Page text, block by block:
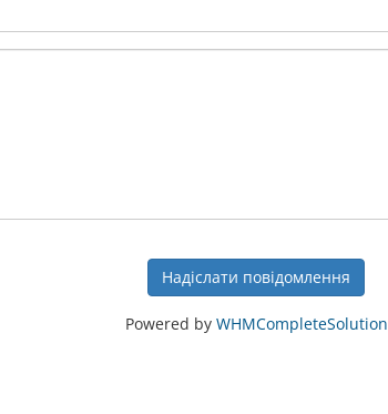
Надіслати повідомлення
Powered by WHMCompleteSolution